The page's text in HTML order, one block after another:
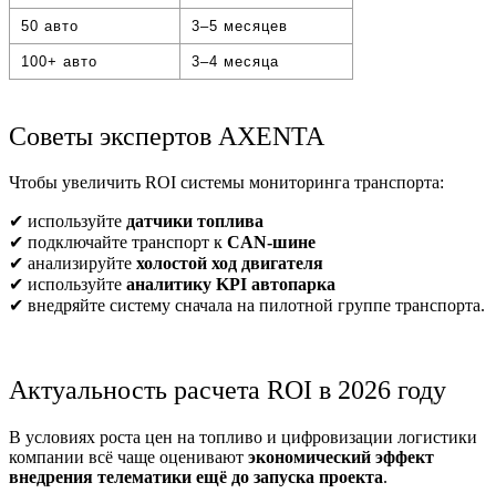
50 авто 3–5 месяцев
100+ авто 3–4 месяца
Советы экспертов AXENTA
Чтобы увеличить ROI системы мониторинга транспорта:
✔ используйте датчики топлива
✔ подключайте транспорт к CAN-шине
✔ анализируйте холостой ход двигателя
✔ используйте аналитику KPI автопарка
✔ внедряйте систему сначала на пилотной группе транспорта.
Актуальность расчета ROI в 2026 году
В условиях роста цен на топливо и цифровизации логистики
компании всё чаще оценивают экономический эффект
внедрения телематики ещё до запуска проекта.